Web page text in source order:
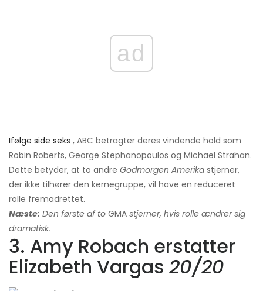
ad
Ifølge side seks , ABC betragter deres vindende hold som
Robin Roberts, George Stephanopoulos og Michael Strahan.
Dette betyder, at to andre Godmorgen Amerika stjerner,
der ikke tilhører den kernegruppe, vil have en reduceret
rolle fremadrettet.
Næste: Den første af to GMA stjerner, hvis rolle ændrer sig
dramatisk.
3. Amy Robach erstatter
Elizabeth Vargas 20/20